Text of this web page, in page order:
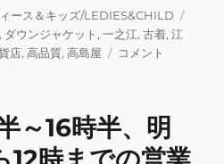
m
bl
ai
l
ース＆キッズ/LEDIES&CHILD
, ダウンジャケット ,一之江,古着,江
店,高品質,高島屋
本
業
コメント
～16時半、明